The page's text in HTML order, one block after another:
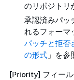
のリポジトリ
承認済みパッ
れるフォーマ
パッチと拒否
の形式 」を参
[Priority] フィー